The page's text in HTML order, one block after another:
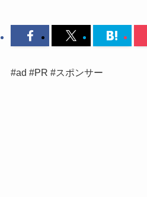
#ad #PR #スポンサー